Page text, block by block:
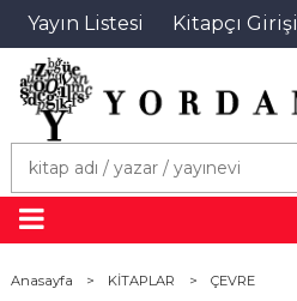
Yayın Listesi Kitapçı Girişi
Anasayfa > KİTAPLAR > ÇEVRE